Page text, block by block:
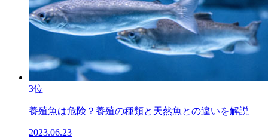
3位
養殖魚は危険？養殖の種類と天然魚との違いを解説
2023.06.23